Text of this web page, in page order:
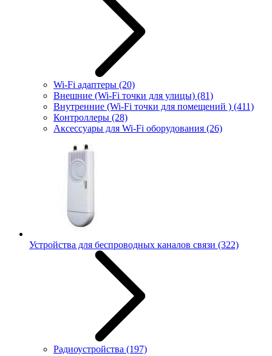
Wi-Fi адаптеры (20)
Внешние (Wi-Fi точки для улицы) (81)
Внутренние (Wi-Fi точки для помещений ) (411)
Контроллеры (28)
Аксессуары для Wi-Fi оборудования (26)
Устройства для беспроводных каналов связи (322)
Радиоустройства (197)